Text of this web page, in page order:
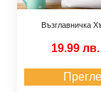
Възглавничка
19.99 лв.